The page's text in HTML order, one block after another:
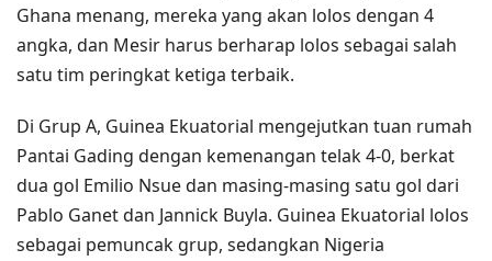
Ghana menang, mereka yang akan lolos dengan 4
angka, dan Mesir harus berharap lolos sebagai salah
satu tim peringkat ketiga terbaik.
Di Grup A, Guinea Ekuatorial mengejutkan tuan rumah
Pantai Gading dengan kemenangan telak 4-0, berkat
dua gol Emilio Nsue dan masing-masing satu gol dari
Pablo Ganet dan Jannick Buyla. Guinea Ekuatorial lolos
sebagai pemuncak grup, sedangkan Nigeria